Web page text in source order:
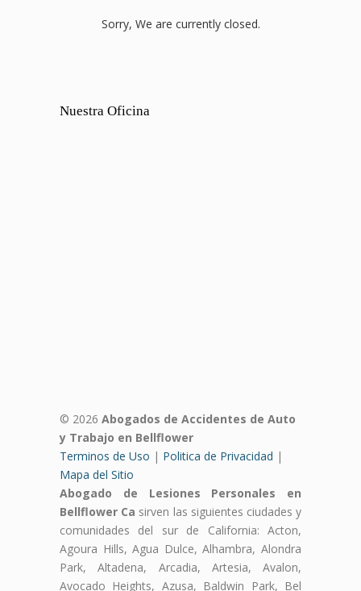
Sorry, We are currently closed.
Nuestra Oficina
© 2026 Abogados de Accidentes de Auto
y Trabajo en Bellflower
Terminos de Uso | Politica de Privacidad |
Mapa del Sitio
Abogado de Lesiones Personales en
Bellflower Ca sirven las siguientes ciudades y
comunidades del sur de California: Acton,
Agoura Hills, Agua Dulce, Alhambra, Alondra
Park, Altadena, Arcadia, Artesia, Avalon,
Avocado Heights, Azusa, Baldwin Park, Bel